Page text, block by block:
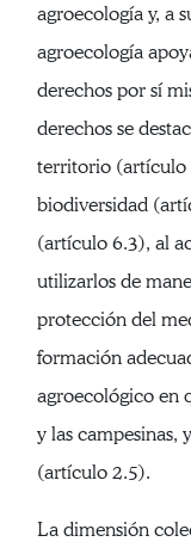
agroecología y, a
agroecología
derechos por sí
derechos se
territorio (artículo
biodiversidad
(artículo 6.3), al
utilizarlos de
protección del
formación
agroecológico en
y las campesinas,
(artículo 2.5).
La dimensión